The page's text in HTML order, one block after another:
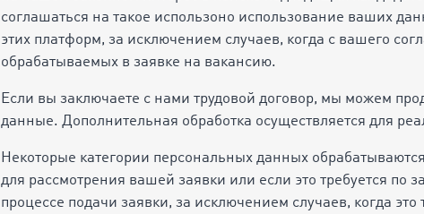
соглашаться на такое использоно использование ваших
этих платформ, за исключением случаев, когда с вашего
обрабатываемых в заявке на вакансию.
Если вы заключаете с нами трудовой договор, мы можем
данные. Дополнительная обработка осуществляется для
Некоторые категории персональных данных
для рассмотрения вашей заявки или если это требуется по
процессе подачи заявки, за исключением случаев, когда это